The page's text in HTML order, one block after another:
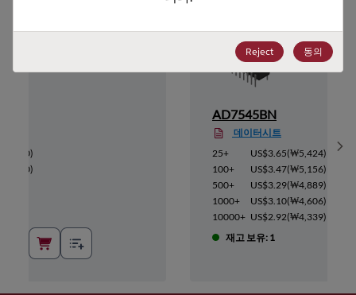
)
)
AD7545BN
데이터시트
25+
US$3.65(₩5,424)
100+
US$3.47(₩5,156)
500+
US$3.29(₩4,889)
1000+
US$3.10(₩4,606)
10000+ US$2.92(₩4,339)
재고 보유: 1
Reject 동의